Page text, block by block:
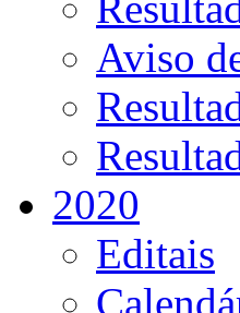
Aviso
2020
Editais